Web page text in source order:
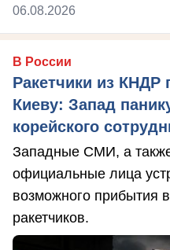
06.08.2026
В России
Ракетчики из КНДР
Киеву: Запад
корейского
Западные СМИ, а
официальные лица
возможного прибытия
ракетчиков.